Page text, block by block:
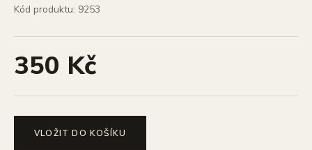
Kód produktu: 9253
350 Kč
VLOŽIT DO KOŠÍKU